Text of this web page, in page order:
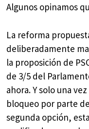
Algunos opinamos
La reforma
deliberadamente
la proposición de
de 3/5 del
ahora. Y solo una
bloqueo por parte
segunda opción,